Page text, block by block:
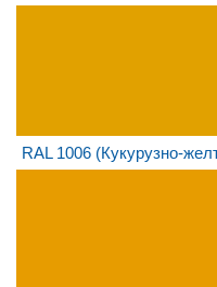
RAL 1006 (Кукурузно-